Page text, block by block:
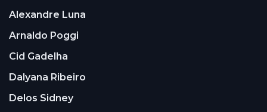
Alexandre Luna
Arnaldo Poggi
Cid Gadelha
Dalyana Ribeiro
Delos Sidney